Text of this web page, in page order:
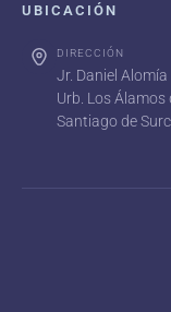
UBICACIÓN
DIRECCIÓN
Jr. Daniel Alomía
Urb. Los
Santiago de